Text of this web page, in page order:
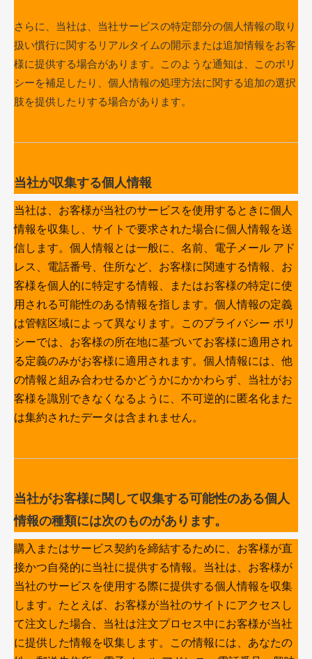
さらに、当社は、当社サービスの特定部分の個人情報の取り
扱い慣行に関するリアルタイムの開示または追加情報をお客
様に提供する場合があります。このような通知は、このポリ
シーを補足したり、個人情報の処理方法に関する追加の選択
肢を提供したりする場合があります。
当社が収集する個人情報
当社は、お客様が当社のサービスを使用するときに個人
情報を収集し、サイトで要求された場合に個人情報を送
信します。個人情報とは一般に、名前、電子メール アド
レス、電話番号、住所など、お客様に関連する情報、お
客様を個人的に特定する情報、またはお客様の特定に使
用される可能性のある情報を指します。個人情報の定義
は管轄区域によって異なります。このプライバシー ポリ
シーでは、お客様の所在地に基づいてお客様に適用され
る定義のみがお客様に適用されます。個人情報には、他
の情報と組み合わせるかどうかにかかわらず、当社がお
客様を識別できなくなるように、不可逆的に匿名化また
は集約されたデータは含まれません。
当社がお客様に関して収集する可能性のある個人
情報の種類には次のものがあります。
購入またはサービス契約を締結するために、お客様が直
接かつ自発的に当社に提供する情報。当社は、お客様が
当社のサービスを使用する際に提供する個人情報を収集
します。たとえば、お客様が当社のサイトにアクセスし
て注文した場合、当社は注文プロセス中にお客様が当社
に提供した情報を収集します。この情報には、あなたの